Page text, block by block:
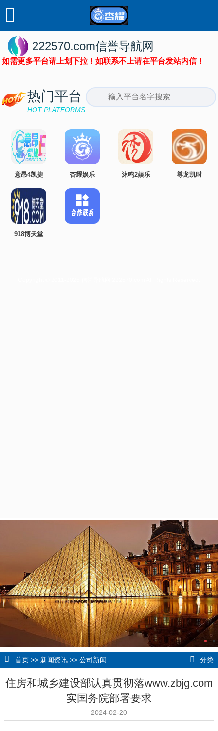
首页 >> 新闻资讯 >>公司新闻 分类
住房和城乡建设部认真贯彻落www.zbjg.com
实国务院部署要求
2024-02-20